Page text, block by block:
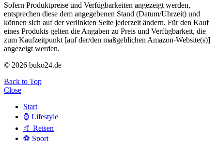
Sofern Produktpreise und Verfügbarkeiten angezeigt werden,
entsprechen diese dem angegebenen Stand (Datum/Uhrzeit) und
können sich auf der verlinkten Seite jederzeit ändern. Für den Kauf
eines Produkts gelten die Angaben zu Preis und Verfügbarkeit, die
zum Kaufzeitpunkt [auf der/den maßgeblichen Amazon-Website(s)]
angezeigt werden.
© 2026 buko24.de
Back to Top
Close
Start
⌚️ Lifestyle
🤙 Reisen
⚽️ Sport